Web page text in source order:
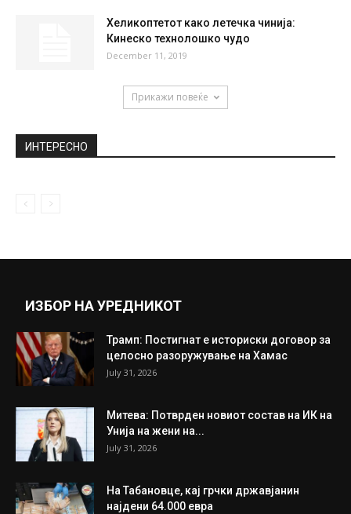
Хеликоптетот како летечка чинија:
Кинеско технолошко чудо
December 11, 2019
Прикажи повеќе
ИНТЕРЕСНО
ИЗБОР НА УРЕДНИКОТ
Трамп: Постигнат е историски договор за
целосно разоружување на Хамас
July 31, 2026
Митева: Потврден новиот состав на ИК на
Унија на жени на...
July 31, 2026
На Табановце, кај грчки државјанин
најдени 64.000 евра